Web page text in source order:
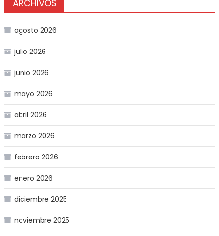
ARCHIVOS
agosto 2026
julio 2026
junio 2026
mayo 2026
abril 2026
marzo 2026
febrero 2026
enero 2026
diciembre 2025
noviembre 2025